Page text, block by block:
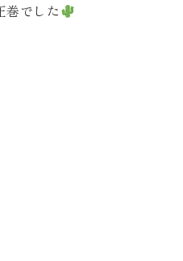
でした